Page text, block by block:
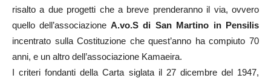
risalto a due progetti che a breve prenderanno il via, ovvero
quello dell’associazione A.vo.S di San Martino in Pensilis
incentrato sulla Costituzione che quest’anno ha compiuto 70
anni, e un altro dell’associazione Kamaeira.
I criteri fondanti della Carta siglata il 27 dicembre del 1947,